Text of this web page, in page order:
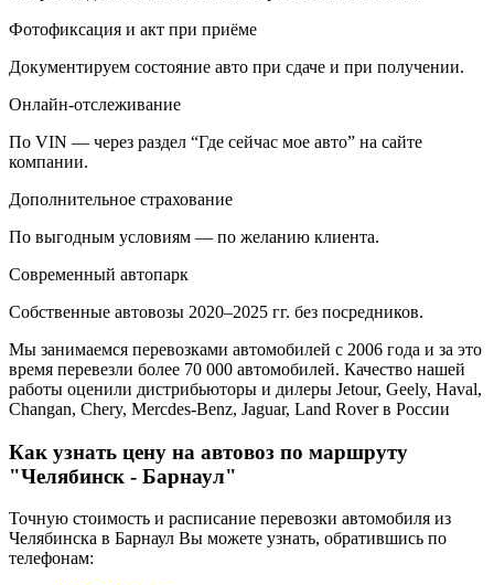
Фотофиксация и акт при приёме
Документируем состояние авто при сдаче и при получении.
Онлайн-отслеживание
По VIN — через раздел “Где сейчас мое авто” на сайте
компании.
Дополнительное страхование
По выгодным условиям — по желанию клиента.
Современный автопарк
Собственные автовозы 2020–2025 гг. без посредников.
Мы занимаемся перевозками автомобилей с 2006 года и за это
время перевезли более 70 000 автомобилей. Качество нашей
работы оценили дистрибьюторы и дилеры Jetour, Geely, Haval,
Changan, Chery, Mercdes-Benz, Jaguar, Land Rover в России
Как узнать цену на автовоз по маршруту
"Челябинск - Барнаул"
Точную стоимость и расписание перевозки автомобиля из
Челябинска в Барнаул Вы можете узнать, обратившись по
телефонам: